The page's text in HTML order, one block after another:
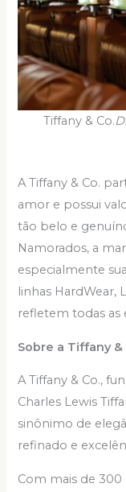
Tiffany & Co.
A Tiffany & Co.
amor e possui
tão belo e
Namorados, a
especialmente
linhas HardWear,
refletem todas as
Sobre a Tiffany &
A Tiffany & Co.,
Charles Lewis
sinônimo de
refinado e
Com mais de